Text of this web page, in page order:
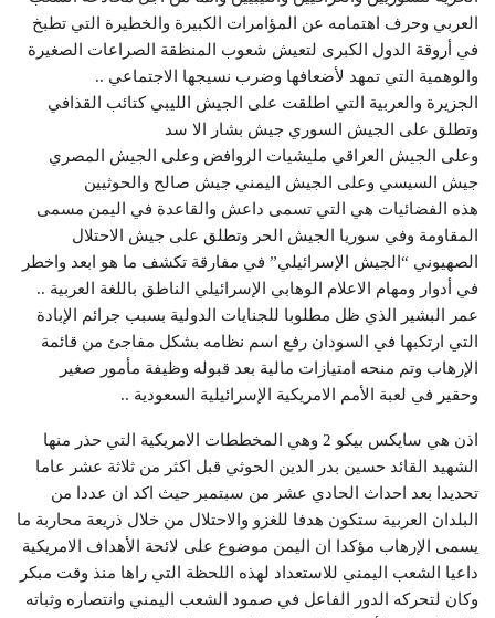
العربي وحرف اهتمامه عن المؤامرات الكبيرة والخطيرة التي تطبخ
في أروقة الدول الكبرى لتعيش شعوب المنطقة الصراعات الصغيرة
والوهمية التي تمهد لأضعافها وضرب نسيجها الاجتماعي ..
الجزيرة والعربية التي اطلقت على الجيش الليبي كتائب القذافي
وتطلق على الجيش السوري جيش بشار الا سد
وعلى الجيش العراقي مليشيات الروافض وعلى الجيش المصري
جيش السيسي وعلى الجيش اليمني جيش صالح والحوثيين
هذه الفضائيات هي التي تسمى داعش والقاعدة في اليمن مسمى
المقاومة وفي سوريا الجيش الحر وتطلق على جيش الاحتلال
الصهيوني “الجيش الإسرائيلي” في مفارقة تكشف ما هو ابعد واخطر
في أدوار ومهام الاعلام الوهابي الإسرائيلي الناطق باللغة العربية ..
عمر البشير الذي ظل مطلوبا للجنايات الدولية بسبب جرائم الإبادة
التي ارتكبها في السودان رفع اسم نظامه بشكل مفاجئ من قائمة
الإرهاب وتم منحه امتيازات مالية بعد قبوله وظيفة مأمور صغير
وحقير في لعبة الأمم الامريكية الإسرائيلية السعودية ..
اذن هي سايكس بيكو 2 وهي المخططات الامريكية التي حذر منها
الشهيد القائد حسين بدر الدين الحوثي قبل اكثر من ثلاثة عشر عاما
تحديدا بعد احداث الحادي عشر من سبتمبر حيث اكد ان عددا من
البلدان العربية ستكون هدفا للغزو والاحتلال من خلال ذريعة محاربة ما
يسمى الإرهاب مؤكدا ان اليمن موضوع على لائحة الأهداف الامريكية
داعيا الشعب اليمني للاستعداد لهذه اللحظة التي راها منذ وقت مبكر
وكان لتحركه الدور الفاعل في صمود الشعب اليمني وانتصاره وثباته